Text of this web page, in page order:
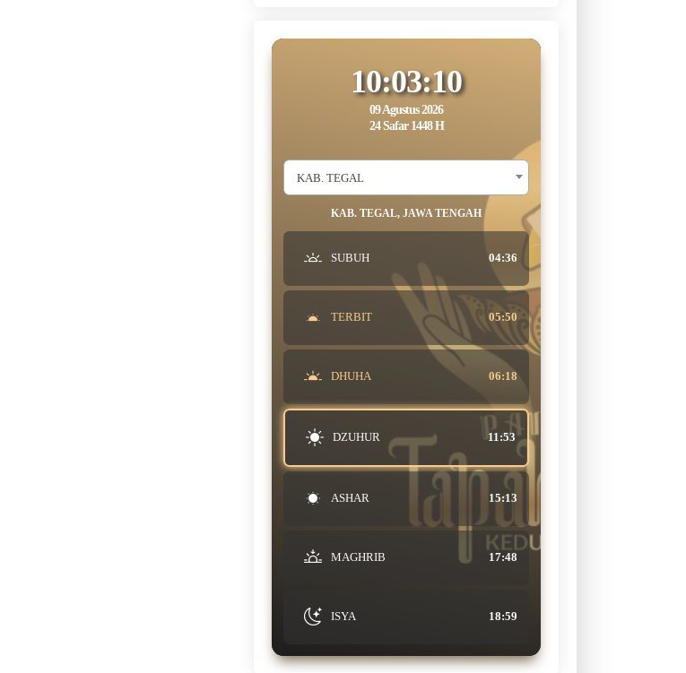
10:03:11
09 Agustus 2026
24 Safar 1448 H
KAB. TEGAL
KAB. TEGAL, JAWA TENGAH
SUBUH 04:36
TERBIT 05:50
DHUHA 06:18
DZUHUR 11:53
ASHAR 15:13
MAGHRIB 17:48
ISYA 18:59